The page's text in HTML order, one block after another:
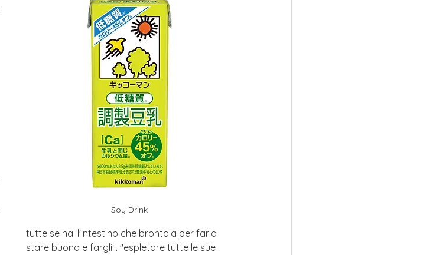
Soy Drink
tutte se hai l'intestino che brontola per farlo
stare buono e fargli... "espletare tutte le sue